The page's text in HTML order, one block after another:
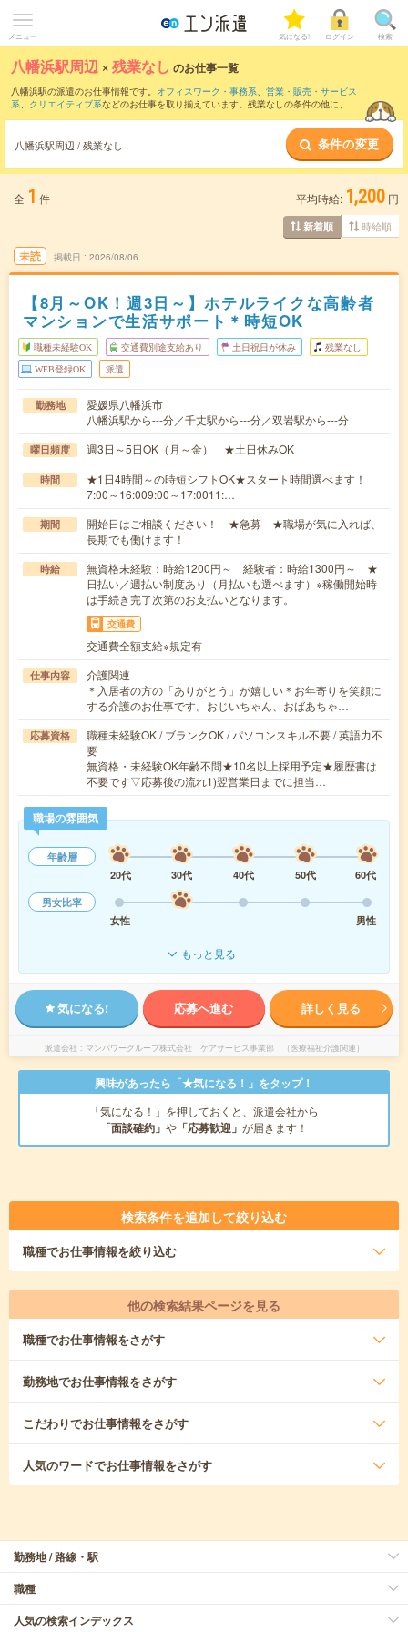
メニュー 気になる! ログイン 検索
八幡浜駅周辺 ×残業なし のお仕事一覧
八幡浜駅の派遣のお仕事情報です。 オフィスワーク・事務系、 営業・販売・サービス
系、 クリエイティブ系などのお仕事を取り揃えています。残業なしの条件の他に、 交
八幡浜駅周辺 / 残業なし 条件の変更
全 1 件 平均時給: 1,200 円
新着順 時給順
未読 掲載日 2026/08/06
【8月～OK！週3日～】ホテルライクな高齢者
マンションで生活サポート＊時短OK
職種未経験OK 交通費別途支給あり 土日祝日が休み 残業なし
WEB登録OK 派遣
勤務地
愛媛県八幡浜市
八幡浜駅から---分／千丈駅から---分／双岩駅から---分
曜日頻度 週3日～5日OK（月～金） ★土日休みOK
時間
★1日4時間～の時短シフトOK★スタート時間選べます！
7:00～16:009:00～17:0011:…
期間
開始日はご相談ください！ ★急募 ★職場が気に入れば、
長期でも働けます！
時給
無資格未経験：時給1200円～ 経験者：時給1300円～ ★
日払い／週払い制度あり（月払いも選べます）※稼働開始時
は手続き完了次第のお支払いとなります。
交通費
交通費全額支給※規定有
仕事内容
介護関連
＊入居者の方の「ありがとう」が嬉しい＊お年寄りを笑顔に
する介護のお仕事です。おじいちゃん、おばあちゃ…
応募資格
職種未経験OK / ブランクOK / パソコンスキル不要 / 英語力不
要
無資格・未経験OK年齢不問★10名以上採用予定★履歴書は
不要です▽応募後の流れ1)翌営業日までに担当…
職場の雰囲気
年齢層
20代
30代 40代 50代
60代
男女比率
女性
男性
もっと見る
気になる! 応募へ進む 詳しく見る
派遣会社 マンパワーグループ株式会社 ケアサービス事業部 （医療福祉介護関連）
興味があったら「★気になる！」をタップ！
「気になる！」を押しておくと、派遣会社から
「面談確約」 や 「応募歓迎」 が届きます！
検索条件を追加して絞り込む
職種でお仕事情報を絞り込む
他の検索結果ページを見る
職種でお仕事情報をさがす
勤務地でお仕事情報をさがす
こだわりでお仕事情報をさがす
人気のワードでお仕事情報をさがす
勤務地 / 路線・駅
職種
人気の検索インデックス